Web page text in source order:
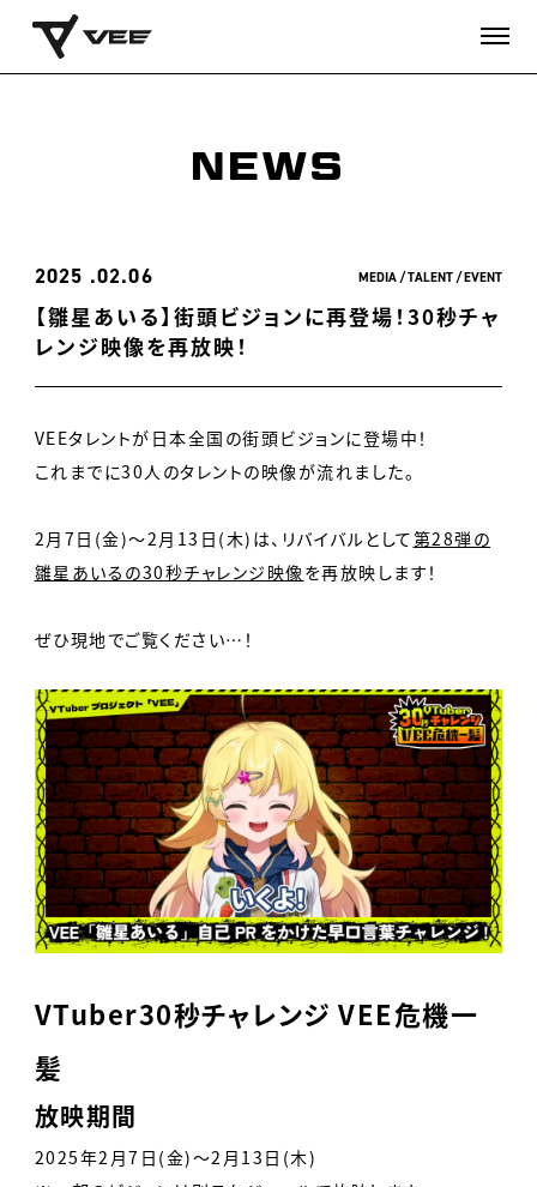
NEWS
2025 02.06 MEDIA TALENT EVENT
【雛星あいる】街頭ビジョンに再登場！30秒チャ
レンジ映像を再放映！
VEEタレントが日本全国の街頭ビジョンに登場中！
これまでに30人のタレントの映像が流れました。
2月7日(金)〜2月13日(木)は、リバイバルとして第28弾の
雛星あいるの30秒チャレンジ映像 を再放映します！
ぜひ現地でご覧ください…！
VTuber30秒チャレンジ VEE危機一
髪
放映期間
2025年2月7日(金)〜2月13日(木)